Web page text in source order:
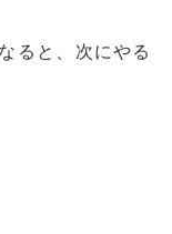
ると、次にやる